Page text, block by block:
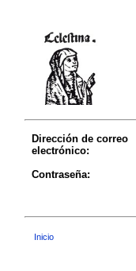
Dirección de correo
electrónico:
Contraseña:
Inicio